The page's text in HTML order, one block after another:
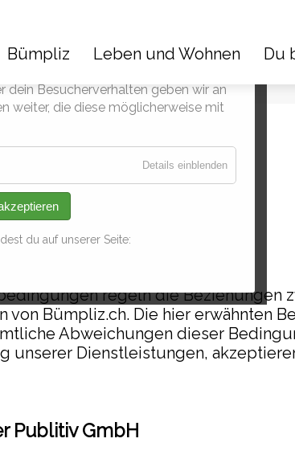
Medien anzubieten und den
dein Besucherverhalten geben wir an
weiter, die diese möglicherweise mit
Details einblendenfür
Cookies
du auf unserer Seite:
Bümpliz Leben und Wohnen Du
regeln die Beziehungen
von Bümpliz.ch. Die hier erwähnten
Abweichungen dieser
unserer Dienstleistungen,
Publitiv GmbH